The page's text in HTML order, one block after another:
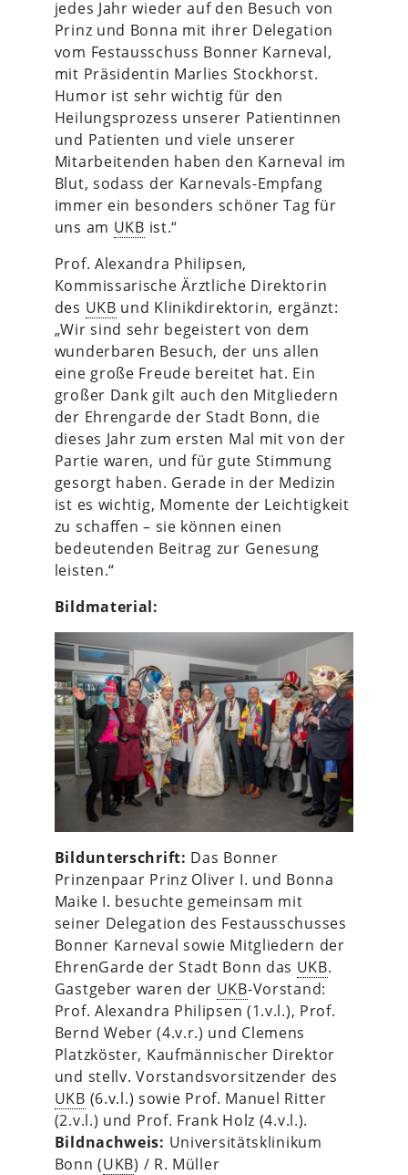
jedes Jahr wieder auf den Besuch von
Prinz und Bonna mit ihrer Delegation
vom Festausschuss Bonner Karneval,
mit Präsidentin Marlies Stockhorst.
Humor ist sehr wichtig für den
Heilungsprozess unserer Patientinnen
und Patienten und viele unserer
Mitarbeitenden haben den Karneval im
Blut, sodass der Karnevals-Empfang
immer ein besonders schöner Tag für
uns am UKB ist.“
Prof. Alexandra Philipsen,
Kommissarische Ärztliche Direktorin
des UKB und Klinikdirektorin, ergänzt:
„Wir sind sehr begeistert von dem
wunderbaren Besuch, der uns allen
eine große Freude bereitet hat. Ein
großer Dank gilt auch den Mitgliedern
der Ehrengarde der Stadt Bonn, die
dieses Jahr zum ersten Mal mit von der
Partie waren, und für gute Stimmung
gesorgt haben. Gerade in der Medizin
ist es wichtig, Momente der Leichtigkeit
zu schaffen – sie können einen
bedeutenden Beitrag zur Genesung
leisten.“
Bildmaterial:
Bildunterschrift: Das Bonner
Prinzenpaar Prinz Oliver I. und Bonna
Maike I. besuchte gemeinsam mit
seiner Delegation des Festausschusses
Bonner Karneval sowie Mitgliedern der
EhrenGarde der Stadt Bonn das UKB.
Gastgeber waren der UKB-Vorstand:
Prof. Alexandra Philipsen (1.v.l.), Prof.
Bernd Weber (4.v.r.) und Clemens
Platzköster, Kaufmännischer Direktor
und stellv. Vorstandsvorsitzender des
UKB (6.v.l.) sowie Prof. Manuel Ritter
(2.v.l.) und Prof. Frank Holz (4.v.l.).
Bildnachweis: Universitätsklinikum
Bonn (UKB) / R. Müller